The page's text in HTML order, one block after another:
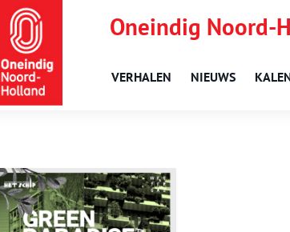
Oneindig Noord-
VERHALEN NIEUWS